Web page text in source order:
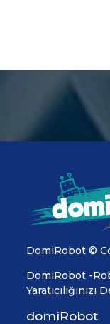
DomiRobot ©
DomiRobot -
domiRobot